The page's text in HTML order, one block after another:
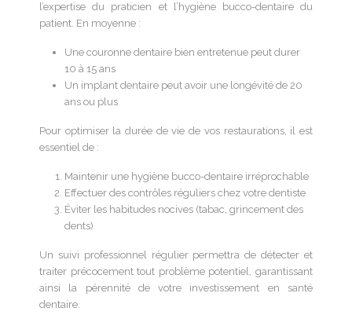
l’expertise du praticien et l’hygiène bucco-dentaire du
patient. En moyenne :
Une couronne dentaire bien entretenue peut durer
10 à 15 ans
Un implant dentaire peut avoir une longévité de 20
ans ou plus
Pour optimiser la durée de vie de vos restaurations, il est
essentiel de :
Maintenir une hygiène bucco-dentaire irréprochable
Effectuer des contrôles réguliers chez votre dentiste
Éviter les habitudes nocives (tabac, grincement des
dents)
Un suivi professionnel régulier permettra de détecter et
traiter précocement tout problème potentiel, garantissant
ainsi la pérennité de votre investissement en santé
dentaire.